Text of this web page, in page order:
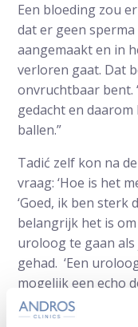
Een bloeding zou
dat er geen
aangemaakt en in
verloren gaat. Dat
onvruchtbaar bent.
gedacht en
ballen.”
Tadić zelf kon na
vraag: ‘Hoe is het
‘Goed, ik ben sterk
belangrijk het is
uroloog te gaan
gehad. ‘Een
mogelijk een echo
meteen doen als ik